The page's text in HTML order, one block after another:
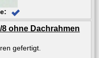
ohne Dachrahmen
gefertigt.